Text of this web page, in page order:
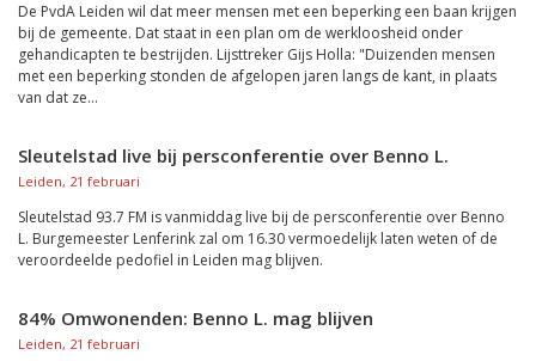
De PvdA Leiden wil dat meer mensen met een beperking een baan krijgen
bij de gemeente. Dat staat in een plan om de werkloosheid onder
gehandicapten te bestrijden. Lijsttreker Gijs Holla: "Duizenden mensen
met een beperking stonden de afgelopen jaren langs de kant, in plaats
van dat ze...
Sleutelstad live bij persconferentie over Benno L.
Leiden, 21 februari
Sleutelstad 93.7 FM is vanmiddag live bij de persconferentie over Benno
L. Burgemeester Lenferink zal om 16.30 vermoedelijk laten weten of de
veroordeelde pedofiel in Leiden mag blijven.
84% Omwonenden: Benno L. mag blijven
Leiden, 21 februari